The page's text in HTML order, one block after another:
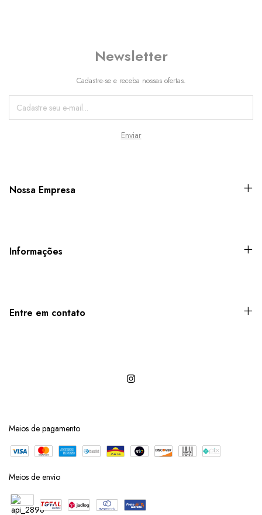
Newsletter
Cadastre-se e receba nossas ofertas.
Nossa Empresa
Informações
Entre em contato
Meios de pagamento
Meios de envio